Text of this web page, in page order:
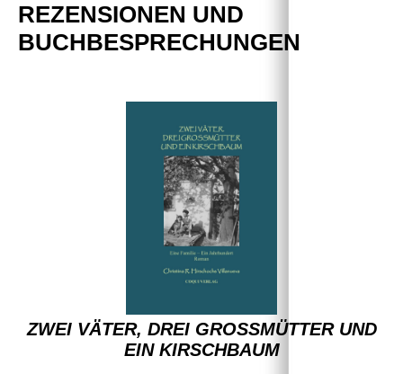
REZENSIONEN UND
BUCHBESPRECHUNGEN
ZWEI VÄTER, DREI GROSSMÜTTER UND
EIN KIRSCHBAUM